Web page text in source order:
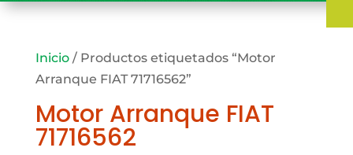
Inicio/ Productos etiquetados “Motor
Arranque FIAT 71716562”
Motor Arranque FIAT
71716562